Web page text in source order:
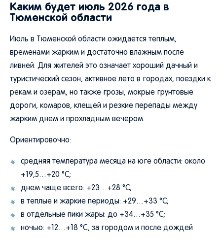
Каким будет июль 2026 года в
Тюменской области
Июль в Тюменской области ожидается теплым,
временами жарким и достаточно влажным после
ливней. Для жителей это означает хороший дачный и
туристический сезон, активное лето в городах, поездки к
рекам и озерам, но также грозы, мокрые грунтовые
дороги, комаров, клещей и резкие перепады между
жарким днем и прохладным вечером.
Ориентировочно:
средняя температура месяца на юге области: около
+19,5…+20 °C;
днем чаще всего: +23…+28 °C;
в теплые и жаркие периоды: +29…+33 °C;
в отдельные пики жары: до +34…+35 °C;
ночью: +12…+18 °C, за городом и после дождей